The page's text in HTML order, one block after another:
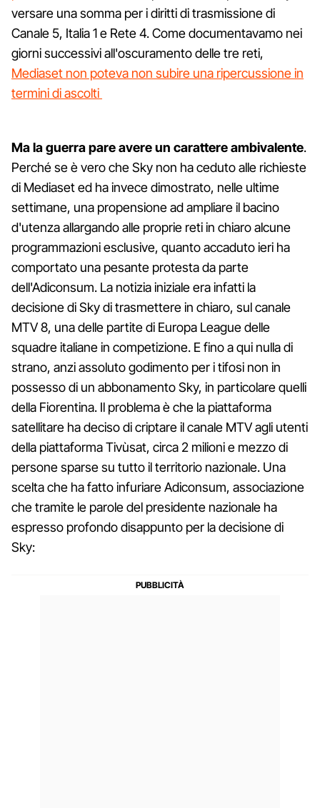
versare una somma per i diritti di trasmissione di
Canale 5, Italia 1 e Rete 4. Come documentavamo nei
giorni successivi all'oscuramento delle tre reti,
Mediaset non poteva non subire una ripercussione in
termini di ascolti
Ma la guerra pare avere un carattere ambivalente.
Perché se è vero che Sky non ha ceduto alle richieste
di Mediaset ed ha invece dimostrato, nelle ultime
settimane, una propensione ad ampliare il bacino
d'utenza allargando alle proprie reti in chiaro alcune
programmazioni esclusive, quanto accaduto ieri ha
comportato una pesante protesta da parte
dell'Adiconsum. La notizia iniziale era infatti la
decisione di Sky di trasmettere in chiaro, sul canale
MTV 8, una delle partite di Europa League delle
squadre italiane in competizione. E fino a qui nulla di
strano, anzi assoluto godimento per i tifosi non in
possesso di un abbonamento Sky, in particolare quelli
della Fiorentina. Il problema è che la piattaforma
satellitare ha deciso di criptare il canale MTV agli utenti
della piattaforma Tivùsat, circa 2 milioni e mezzo di
persone sparse su tutto il territorio nazionale. Una
scelta che ha fatto infuriare Adiconsum, associazione
che tramite le parole del presidente nazionale ha
espresso profondo disappunto per la decisione di
Sky: